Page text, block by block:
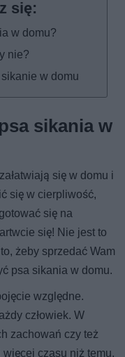
w domu?
nie?
w domu
sikania w
się w domu i
się w cierpliwość,
się na
się! Nie jest to
żeby sprzedać Wam
psa sikania w domu.
względne.
człowiek. W
zachowań czy też
czasu niż temu,